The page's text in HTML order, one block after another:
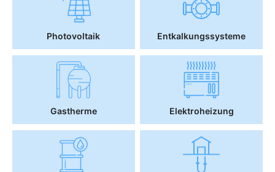
Photovoltaik Entkalkungssysteme
Gastherme Elektroheizung